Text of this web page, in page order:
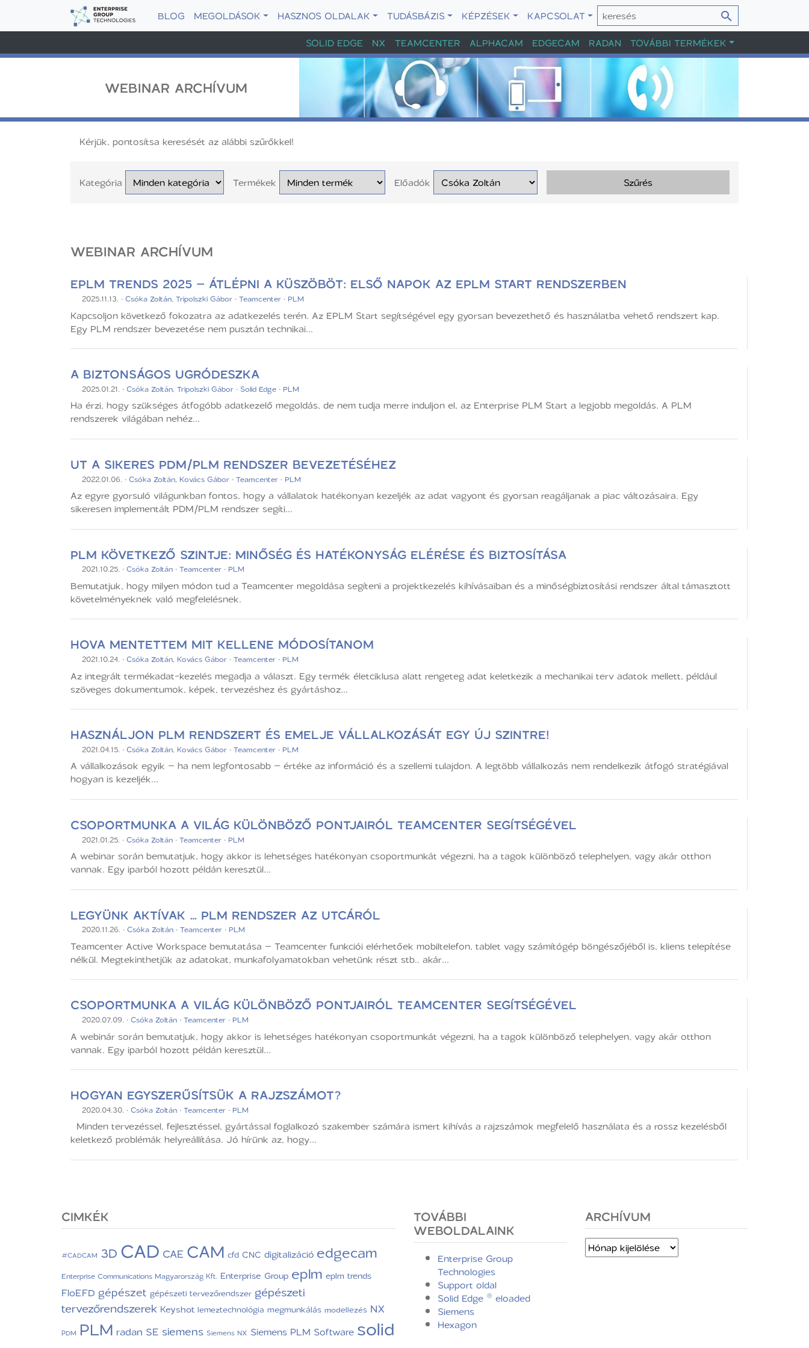
BLOG MEGOLDÁSOK HASZNOS OLDALAK TUDÁSBÁZIS KÉPZÉSEK
KAPCSOLAT
SOLID EDGE
NX TEAMCENTER ALPHACAM EDGECAM RADAN TOVÁBBI TERMÉKEK
WEBINAR ARCHÍVUM
Kérjük, pontosítsa keresését az alábbi szűrőkkel!
Kategória Termékek Előadók Szűrés
WEBINAR ARCHÍVUM
EPLM TRENDS 2025 – ÁTLÉPNI A KÜSZÖBÖT: ELSŐ NAPOK AZ EPLM START RENDSZERBEN
2025.11.13. ·Csóka Zoltán,Tripolszki Gábor ·Teamcenter · PLM
Kapcsoljon következő fokozatra az adatkezelés terén. Az EPLM Start segítségével egy gyorsan bevezethető és használatba vehető rendszert kap.
Egy PLM rendszer bevezetése nem pusztán technikai...
A BIZTONSÁGOS UGRÓDESZKA
2025.01.21. ·Csóka Zoltán,Tripolszki Gábor · Solid Edge · PLM
Ha érzi, hogy szükséges átfogóbb adatkezelő megoldás, de nem tudja merre induljon el, az Enterprise PLM Start a legjobb megoldás. A PLM
rendszerek világában nehéz...
UT A SIKERES PDM/PLM RENDSZER BEVEZETÉSÉHEZ
2022.01.06. ·Csóka Zoltán, Kovács Gábor ·Teamcenter · PLM
Az egyre gyorsuló világunkban fontos, hogy a vállalatok hatékonyan kezeljék az adat vagyont és gyorsan reagáljanak a piac változásaira. Egy
sikeresen implementált PDM/PLM rendszer segíti...
PLM KÖVETKEZŐ SZINTJE: MINŐSÉG ÉS HATÉKONYSÁG ELÉRÉSE ÉS BIZTOSÍTÁSA
2021.10.25. ·Csóka Zoltán ·Teamcenter · PLM
Bemutatjuk, hogy milyen módon tud a Teamcenter megoldása segíteni a projektkezelés kihívásaiban és a minőségbiztosítási rendszer által támasztott
követelményeknek való megfelelésnek.
HOVA MENTETTEM MIT KELLENE MÓDOSÍTANOM
2021.10.24. ·Csóka Zoltán, Kovács Gábor ·Teamcenter · PLM
Az integrált termékadat-kezelés megadja a választ. Egy termék életciklusa alatt rengeteg adat keletkezik a mechanikai terv adatok mellett, például
szöveges dokumentumok, képek, tervezéshez és gyártáshoz...
HASZNÁLJON PLM RENDSZERT ÉS EMELJE VÁLLALKOZÁSÁT EGY ÚJ SZINTRE!
2021.04.15. ·Csóka Zoltán, Kovács Gábor ·Teamcenter · PLM
A vállalkozások egyik – ha nem legfontosabb – értéke az információ és a szellemi tulajdon. A legtöbb vállalkozás nem rendelkezik átfogó stratégiával
hogyan is kezeljék...
CSOPORTMUNKA A VILÁG KÜLÖNBÖZŐ PONTJAIRÓL TEAMCENTER SEGÍTSÉGÉVEL
2021.01.25. ·Csóka Zoltán ·Teamcenter · PLM
A webinar során bemutatjuk, hogy akkor is lehetséges hatékonyan csoportmunkát végezni, ha a tagok különböző telephelyen, vagy akár otthon
vannak. Egy iparból hozott példán keresztül...
LEGYÜNK AKTÍVAK … PLM RENDSZER AZ UTCÁRÓL
2020.11.26. ·Csóka Zoltán ·Teamcenter · PLM
Teamcenter Active Workspace bemutatása – Teamcenter funkciói elérhetőek mobiltelefon, tablet vagy számítógép böngészőjéből is, kliens telepítése
nélkül. Megtekinthetjük az adatokat, munkafolyamatokban vehetünk részt stb.. akár...
CSOPORTMUNKA A VILÁG KÜLÖNBÖZŐ PONTJAIRÓL TEAMCENTER SEGÍTSÉGÉVEL
2020.07.09. ·Csóka Zoltán ·Teamcenter · PLM
A webinár során bemutatjuk, hogy akkor is lehetséges hatékonyan csoportmunkát végezni, ha a tagok különböző telephelyen, vagy akár otthon
vannak. Egy iparból hozott példán keresztül...
HOGYAN EGYSZERŰSÍTSÜK A RAJZSZÁMOT?
2020.04.30. ·Csóka Zoltán ·Teamcenter · PLM
Minden tervezéssel, fejlesztéssel, gyártással foglalkozó szakember számára ismert kihívás a rajzszámok megfelelő használata és a rossz kezelésből
keletkező problémák helyreállítása. Jó hírünk az, hogy...
CIMKÉK
#CADCAM 3DCAD CAE CAM cfd CNC digitalizáció edgecam
Enterprise Communications Magyarország Kft. Enterprise Group eplm eplm trends
FloEFD gépészet gépészeti tervezőrendszer gépészeti
tervezőrendszerek Keyshot lemeztechnológia megmunkálás modellezés NX
PDM PLM radan SE siemens Siemens NX Siemens PLM Software solid
TOVÁBBI
WEBOLDALAINK
Enterprise Group
Technologies
Support oldal
Solid Edge ® eloaded
Siemens
Hexagon
ARCHÍVUM
Archívum